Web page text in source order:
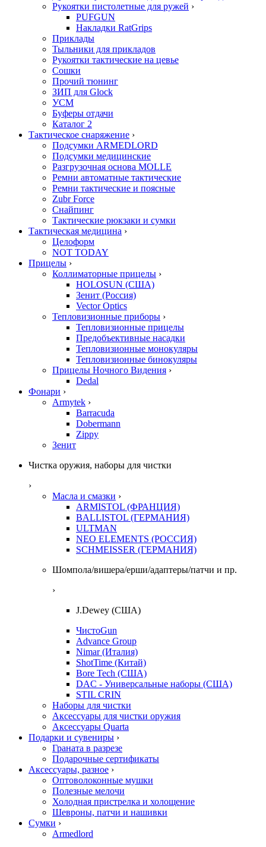
Рукоятки пистолетные для ружей ›
PUFGUN
Накладки RatGrips
Приклады
Тыльники для прикладов
Рукоятки тактические на цевье
Сошки
Прочий тюнинг
ЗИП для Glock
УСМ
Буферы отдачи
Каталог 2
Тактическое снаряжение ›
Подсумки ARMEDLORD
Подсумки медицинские
Разгрузочная основа MOLLE
Ремни автоматные тактические
Ремни тактические и поясные
Zubr Force
Снайпинг
Тактические рюкзаки и сумки
Тактическая медицина ›
Целоформ
NOT TODAY
Прицелы ›
Коллиматорные прицелы ›
HOLOSUN (США)
Зенит (Россия)
Vector Optics
Тепловизионные приборы ›
Тепловизионные прицелы
Предобъективные насадки
Тепловизионные монокуляры
Тепловизионные бинокуляры
Прицелы Ночного Видения ›
Dedal
Фонари ›
Armytek ›
Barracuda
Dobermann
Zippy
Зенит
Чистка оружия, наборы для чистки
›
Масла и смазки ›
ARMISTOL (ФРАНЦИЯ)
BALLISTOL (ГЕРМАНИЯ)
ULTMAN
NEO ELEMENTS (РОССИЯ)
SCHMEISSER (ГЕРМАНИЯ)
Шомпола/вишера/ерши/адаптеры/патчи и пр.
›
J.Dewey (США)
ЧистоGun
Advance Group
Nimar (Италия)
ShotTime (Китай)
Bore Tech (США)
DAC - Универсальные наборы (США)
STIL CRIN
Наборы для чистки
Аксессуары для чистки оружия
Аксессуары Quarta
Подарки и сувениры ›
Граната в разрезе
Подарочные сертификаты
Аксессуары, разное ›
Оптоволоконные мушки
Полезные мелочи
Холодная пристрелка и холощение
Шевроны, патчи и нашивки
Сумки ›
Armedlord